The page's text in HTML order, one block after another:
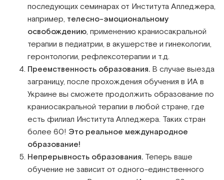
последующих семинарах от Института Апледжера,
например, телесно-эмоциональному
освобождению, применению краниосакральной
терапии в педиатрии, в акушерстве и гинекологии,
геронтологии, рефлексотерапии и т.д.
Преемственность образования. В случае выезда
заграницу, после прохождения обучения в ИА в
Украине вы сможете продолжить образование по
краниосакральной терапии в любой стране, где
есть филиал Института Апледжера. Таких стран
более 60! Это реальное международное
образование!
Непрерывность образования. Теперь ваше
обучение не зависит от одного-единственного